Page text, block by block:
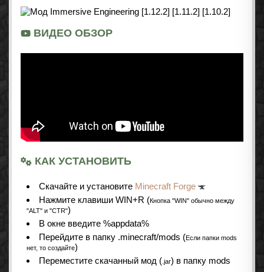
ВИДЕО ОБЗОР
КАК УСТАНОВИТЬ
Cкачайте и установите Minecraft Forge
Нажмите клавиши WIN+R (Кнопка "WIN" обычно между
"ALT" и "CTR")
В окне введите %appdata%
Перейдите в папку .minecraft/mods (Если папки mods
нет, то создайте)
Переместите скачанный мод ( .jar) в папку mods